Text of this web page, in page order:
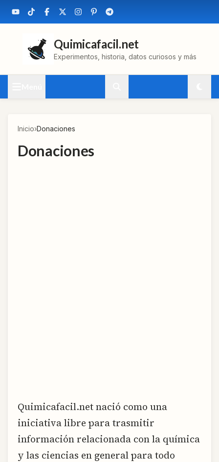
Quimicafacil.net
Experimentos, historia, datos curiosos y más
Inicio›Donaciones
Donaciones
Quimicafacil.net nació como una
iniciativa libre para trasmitir
información relacionada con la química
y las ciencias en general para todo